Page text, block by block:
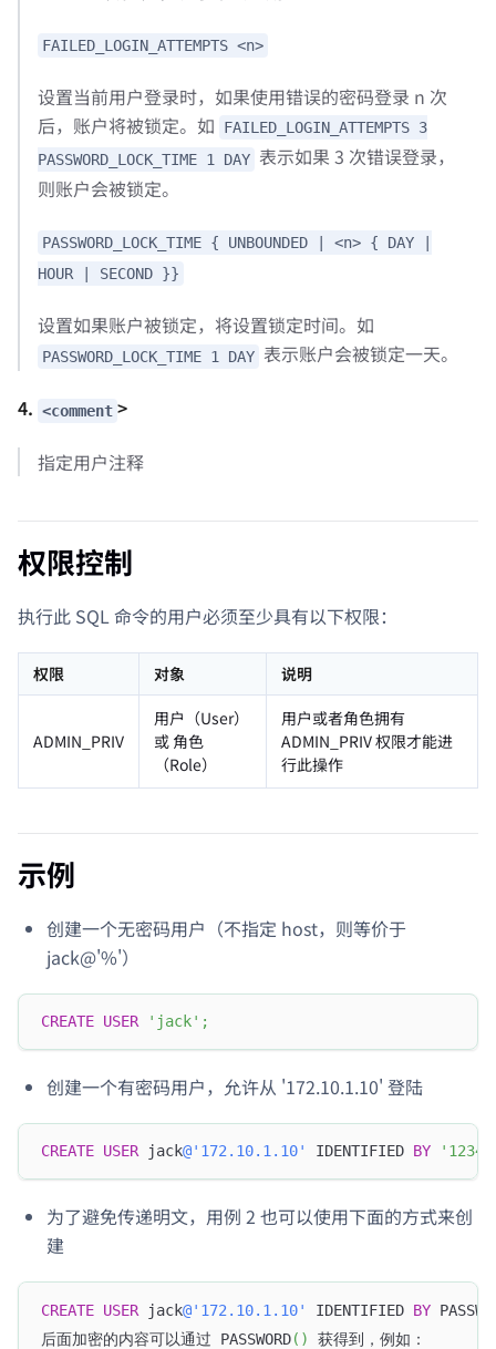
FAILED_LOGIN_ATTEMPTS <n>
设置当前用户登录时，如果使用错误的密码登录 n 次
后，账户将被锁定。如
FAILED_LOGIN_ATTEMPTS 3
PASSWORD_LOCK_TIME 1 DAY 表示如果 3 次错误登录，
则账户会被锁定。
PASSWORD_LOCK_TIME { UNBOUNDED | <n> { DAY |
HOUR | SECOND }}
设置如果账户被锁定，将设置锁定时间。如
PASSWORD_LOCK_TIME 1 DAY 表示账户会被锁定一天。
4. <comment >
指定用户注释
权限控制
执行此 SQL 命令的用户必须至少具有以下权限：
权限 对象 说明
ADMIN_PRIV
用户（User）
或 角色
（Role）
用户或者角色拥有
ADMIN_PRIV 权限才能进
行此操作
示例
创建一个无密码用户（不指定 host，则等价于
jack@'%'）
CREATE USER 'jack' ;
创建一个有密码用户，允许从 '172.10.1.10' 登陆
CREATE USER jack@'172.10.1.10' IDENTIFIED BY
为了避免传递明文，用例 2 也可以使用下面的方式来创
建
CREATE USER jack@'172.10.1.10' IDENTIFIED BY
后面加密的内容可以通过 PASSWORD( )
获得到，例如：